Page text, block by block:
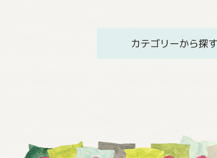
カテゴリーから探